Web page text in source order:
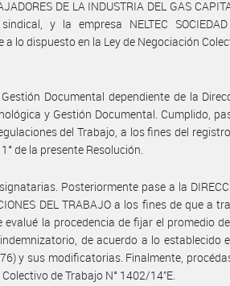
DE LA INDUSTRIA DEL GAS
y la empresa NELTEC
a lo dispuesto en la Ley de Negociación
Documental dependiente de la
y Gestión Documental. Cumplido,
del Trabajo, a los fines del
de la presente Resolución.
Posteriormente pase a la
DEL TRABAJO a los fines de que a
la procedencia de fijar el promedio
de acuerdo a lo establecido
y sus modificatorias. Finalmente,
de Trabajo N° 1402/14”E.